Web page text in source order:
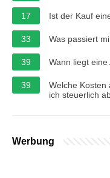
17 Ist der Kauf
33 Was passiert
39 Wann liegt
39
Welche Kosten
ich steuerlich
Werbung